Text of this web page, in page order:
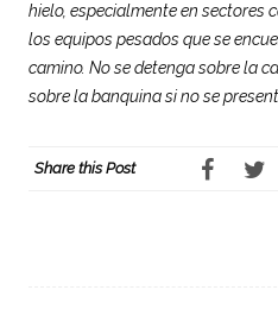
hielo, especialmente en sectores
los equipos pesados que se
camino. No se detenga sobre la
sobre la banquina si no se
Share this Post